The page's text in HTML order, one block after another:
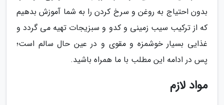
بدون احتیاج به روغن و سرخ کردن را به شما آموزش بدهیم
که از ترکیب سیب زمینی و کدو و سبزیجات تهیه می گردد و
غذایی بسیار خوشمزه و مقوی و در عین حال سالم است؛
پس در ادامه این مطلب با ما همراه باشید.
مواد لازم